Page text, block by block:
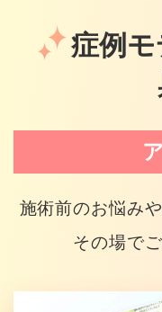
症例
施術前のお悩み
その場で